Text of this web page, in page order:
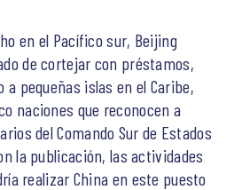
en el Pacífico sur, Beijing
de cortejar con préstamos,
pequeñas islas en el Caribe,
naciones que reconocen a
del Comando Sur de Estados
la publicación, las actividades
realizar China en este puesto